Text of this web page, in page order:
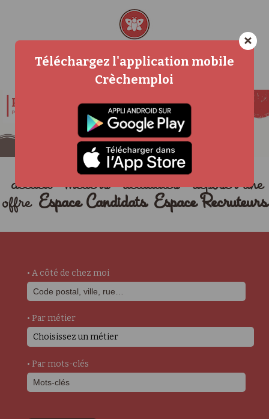
accueil métiers actualités
déposer une
offre Espace Candidats Espace Recruteurs
• A côté de chez moi
• Par métier
Choisissez un métier
• Par mots-clés
×
Téléchargez l'application mobile
Crèchemploi